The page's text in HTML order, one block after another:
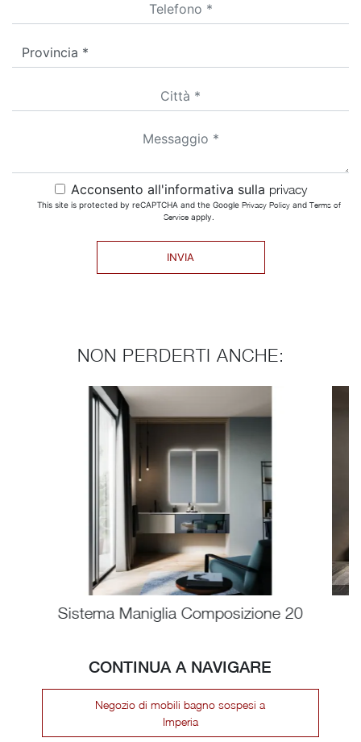
Acconsento all'informativa sulla privacy
This site is protected by reCAPTCHA and the Google Privacy Policyand Terms of
Serviceapply.
INVIA
NON PERDERTI ANCHE:
Sistema Maniglia Composizione 20
CONTINUA A NAVIGARE
Negozio di mobili bagno sospesi a
Imperia